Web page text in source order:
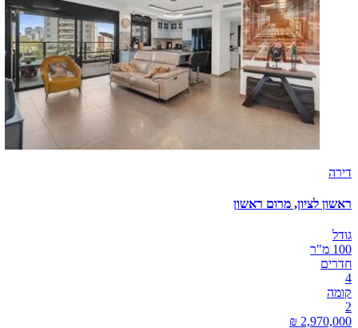
דירה
ראשון לציון, מרום ראשון
גודל
100 מ"ר
חדרים
4
קומה
2